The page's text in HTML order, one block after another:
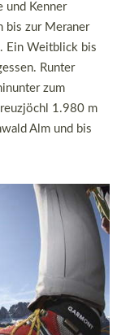
und Kenner
bis zur Meraner
Ein Weitblick bis
Runter
zum
1.980 m
Alm und bis